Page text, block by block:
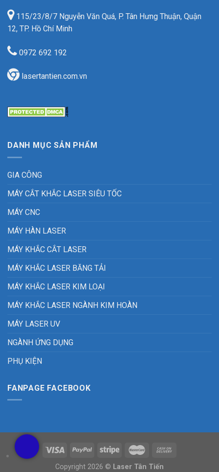
115/23/8/7 Nguyễn Văn Quá, P. Tân Hưng Thuận, Quận
12, TP. Hồ Chí Minh
0972 692 192
lasertantien.com.vn
DANH MỤC SẢN PHẨM
GIA CÔNG
MÁY CẮT KHẮC LASER SIÊU TỐC
MÁY CNC
MÁY HÀN LASER
MÁY KHẮC CẮT LASER
MÁY KHẮC LASER BĂNG TẢI
MÁY KHẮC LASER KIM LOẠI
MÁY KHẮC LASER NGÀNH KIM HOÀN
MÁY LASER UV
NGÀNH ỨNG DỤNG
PHỤ KIỆN
FANPAGE FACEBOOK
Copyright 2026 © Laser Tân Tiến